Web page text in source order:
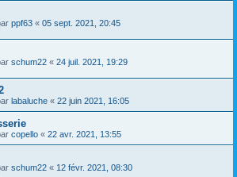
ppf63 « 05 sept. 2021, 20:45
schum22 « 24 juil. 2021, 19:29
labaluche « 22 juin 2021, 16:05
copello « 22 avr. 2021, 13:55
schum22 « 12 févr. 2021, 08:30